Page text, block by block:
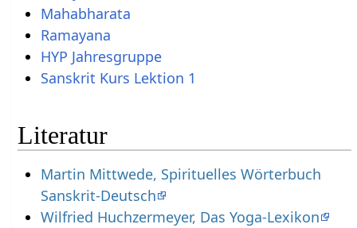
Mahabharata
Ramayana
HYP Jahresgruppe
Sanskrit Kurs Lektion 1
Literatur
Martin Mittwede, Spirituelles Wörterbuch
Sanskrit-Deutsch
Wilfried Huchzermeyer, Das Yoga-Lexikon